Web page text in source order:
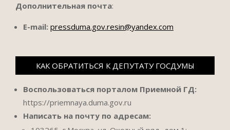
Дополнительная почта:
E-mail: pressduma.gov.resin@yandex.com
КАК ОБРАТИТЬСЯ К ДЕПУТАТУ ГОСДУМЫ
Воспользоваться порталом Приемной ГД:
https://priemnaya.duma.gov.ru
Написать на почту по адресам: